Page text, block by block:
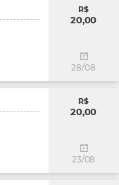
R$
20,00
28/08
R$
20,00
23/08